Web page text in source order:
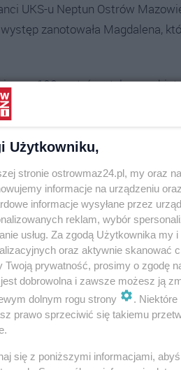
UKS-u Neptun Ostrów
zanotowała Magdalena,
na 100 metrów stylem
się na dystansie 100 metrów
wysoką formę.
pokazały, że klub skutecznie
zarówno barwy
Kowalczyk
Użytkowniku,
stronie ostrowmaz24.pl, my oraz
informacje na urządzeniu
informacje wysyłane przez
reklam, wybór
usług. Za zgodą Użytkownika
oraz aktywnie skanować
Twoją prywatność, prosimy o zgodę
dobrowolna i zawsze możesz ją
dolnym rogu strony
.
prawo sprzeciwić się takiemu
się z poniższymi informacjami,